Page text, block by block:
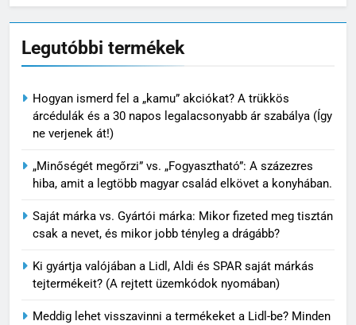
Legutóbbi termékek
Hogyan ismerd fel a „kamu” akciókat? A trükkös
árcédulák és a 30 napos legalacsonyabb ár szabálya (Így
ne verjenek át!)
„Minőségét megőrzi” vs. „Fogyasztható”: A százezres
hiba, amit a legtöbb magyar család elkövet a konyhában.
Saját márka vs. Gyártói márka: Mikor fizeted meg tisztán
csak a nevet, és mikor jobb tényleg a drágább?
Ki gyártja valójában a Lidl, Aldi és SPAR saját márkás
tejtermékeit? (A rejtett üzemkódok nyomában)
Meddig lehet visszavinni a termékeket a Lidl-be? Minden